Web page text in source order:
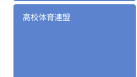
※イヤホン付属
※マイク部分は防滴仕様
高校体育連盟